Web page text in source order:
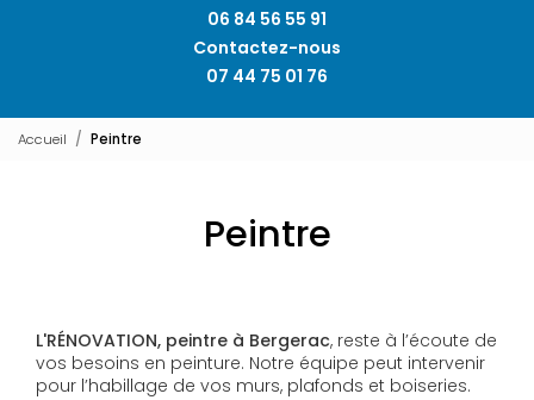
06 84 56 55 91
Contactez-nous
07 44 75 01 76
Accueil Peintre
Peintre
L'RÉNOVATION, peintre à Bergerac, reste à l’écoute de
vos besoins en peinture. Notre équipe peut intervenir
pour l’habillage de vos murs, plafonds et boiseries.